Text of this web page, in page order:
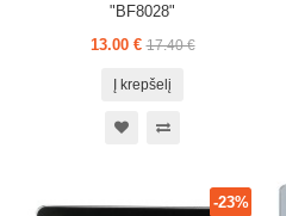
"BF8028"
13.00 € 17.40 €
Į krepšelį
-23%